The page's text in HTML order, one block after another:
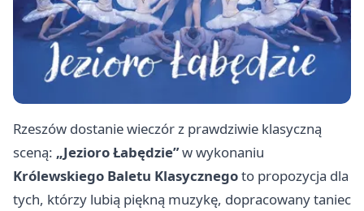
Rzeszów dostanie wieczór z prawdziwie klasyczną
sceną: „Jezioro Łabędzie”w wykonaniu
Królewskiego Baletu Klasycznegoto propozycja dla
tych, którzy lubią piękną muzykę, dopracowany taniec